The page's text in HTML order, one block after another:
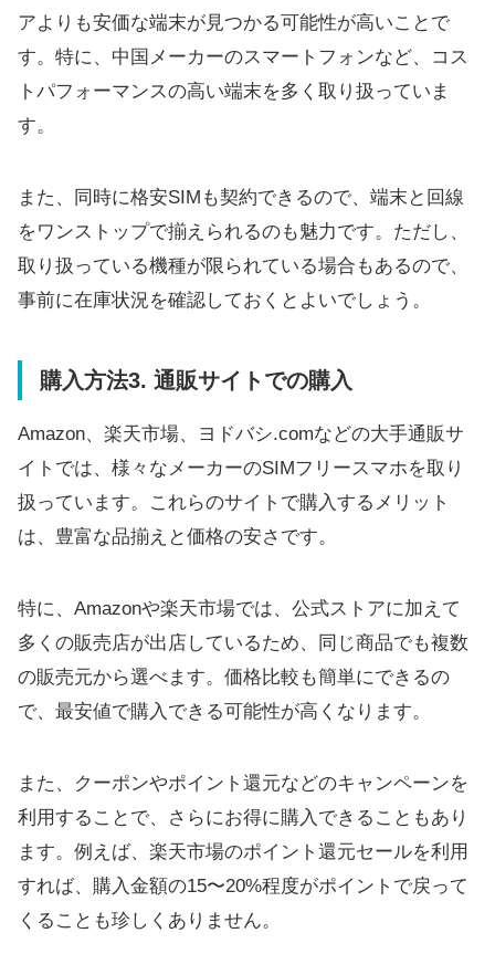
アよりも安価な端末が見つかる可能性が高いことで
す。特に、中国メーカーのスマートフォンなど、コス
トパフォーマンスの高い端末を多く取り扱っていま
す。
また、同時に格安SIMも契約できるので、端末と回線
をワンストップで揃えられるのも魅力です。ただし、
取り扱っている機種が限られている場合もあるので、
事前に在庫状況を確認しておくとよいでしょう。
購入方法3. 通販サイトでの購入
Amazon、楽天市場、ヨドバシ.comなどの大手通販サ
イトでは、様々なメーカーのSIMフリースマホを取り
扱っています。これらのサイトで購入するメリット
は、豊富な品揃えと価格の安さです。
特に、Amazonや楽天市場では、公式ストアに加えて
多くの販売店が出店しているため、同じ商品でも複数
の販売元から選べます。価格比較も簡単にできるの
で、最安値で購入できる可能性が高くなります。
また、クーポンやポイント還元などのキャンペーンを
利用することで、さらにお得に購入できることもあり
ます。例えば、楽天市場のポイント還元セールを利用
すれば、購入金額の15〜20%程度がポイントで戻って
くることも珍しくありません。